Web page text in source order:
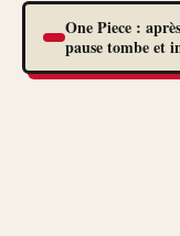
One Piece :
pause tombe et